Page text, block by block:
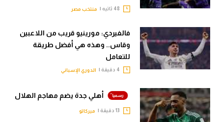
منتخب مصر
فالفيردي: مورينيو قريب من اللاعبين
وقاس.. وهذه هي أفضل طريقة
للتعامل
الدوري الإسباني
أهلي جدة يضم مهاجم الهلال
ميركاتو